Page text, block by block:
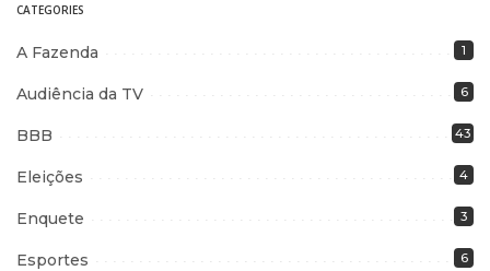
CATEGORIES
A Fazenda 1
Audiência da TV 6
BBB 43
Eleições 4
Enquete 3
Esportes 6